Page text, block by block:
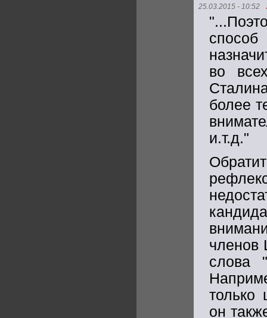
25.03.2015 - 10:52
во
более
и.т.д."
членов
слова
только
он